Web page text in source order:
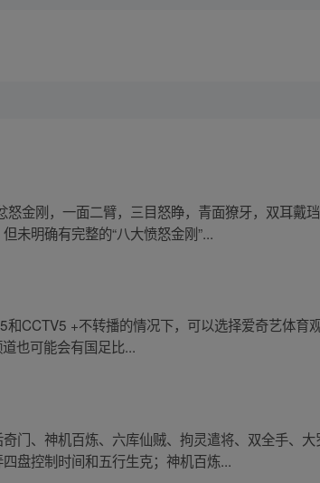
金刚，一面二臂，三目怒睁，青面獠牙，双耳戴
未明确有完整的“八大愤怒金刚”...
CCTV5 +不转播的情况下，可以选择爱奇艺体育
也可能会有国足比...
门、神机百炼、六库仙贼、拘灵遣将、双全手、
盘控制时间和五行生克；神机百炼...